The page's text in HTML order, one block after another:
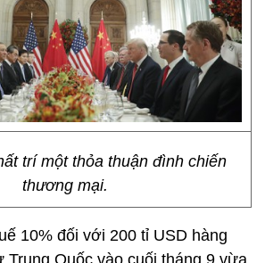
trí một thỏa thuận đình chiến
thương mại.
10% đối với 200 tỉ USD hàng
Trung Quốc vào cuối tháng 9 vừa